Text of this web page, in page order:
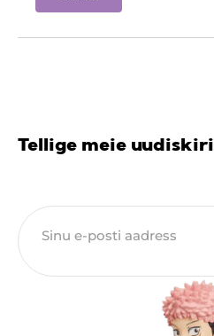
Tellige meie uudiskiri